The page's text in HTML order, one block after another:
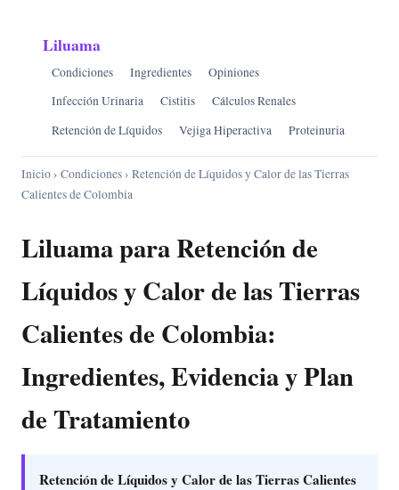
Liluama
Condiciones Ingredientes
Opiniones
Infección Urinaria
Cistitis
Cálculos Renales
Retención de Líquidos
Vejiga Hiperactiva Proteinuria
Inicio› Condiciones› Retención de Líquidos y Calor de las Tierras
Calientes de Colombia
Liluama para Retención de
Líquidos y Calor de las Tierras
Calientes de Colombia:
Ingredientes, Evidencia y Plan
de Tratamiento
Retención de Líquidos y Calor de las Tierras Calientes